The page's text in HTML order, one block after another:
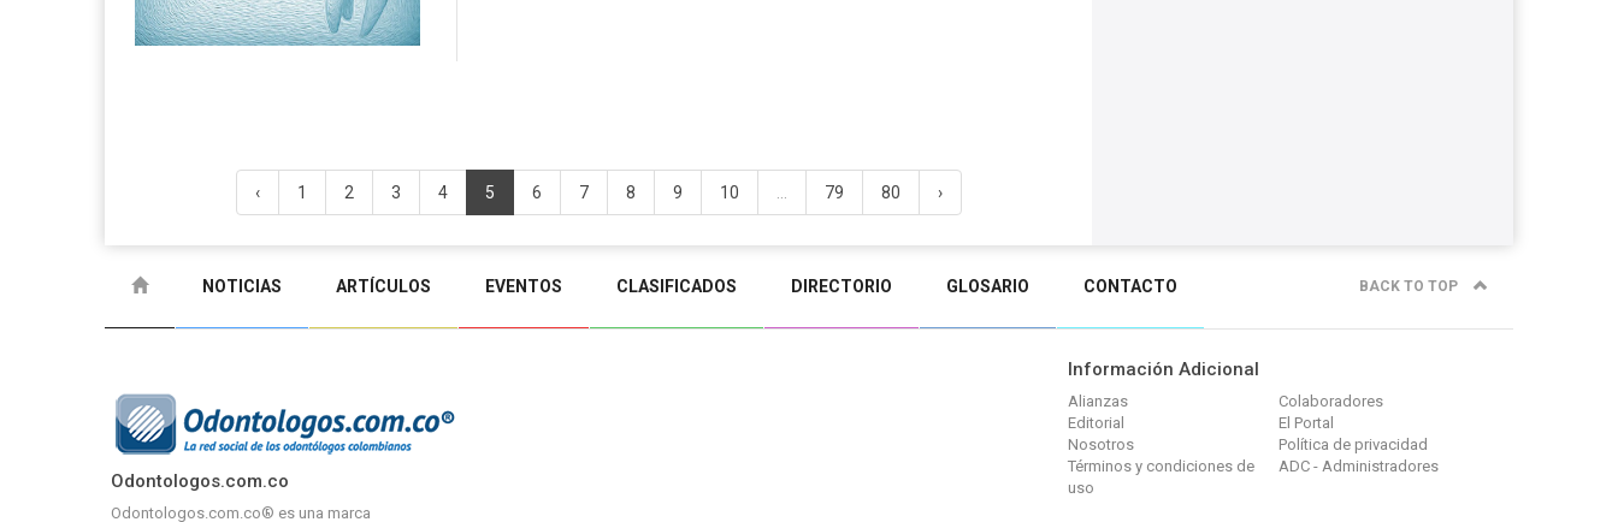
‹ 1 2 3 4 5 6 7 8 9 10 79 80 ›
NOTICIAS ARTÍCULOS EVENTOS CLASIFICADOS DIRECTORIO GLOSARIO CONTACTO BACK TO TOP
Odontologos.com.co
Odontologos.com.co® es una marca
Información Adicional
Alianzas
Colaboradores
Editorial
El Portal
Nosotros
Política de privacidad
Términos y condiciones de
uso
ADC - Administradores